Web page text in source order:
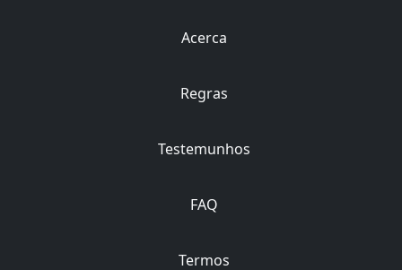
Acerca
Regras
Testemunhos
FAQ
Termos